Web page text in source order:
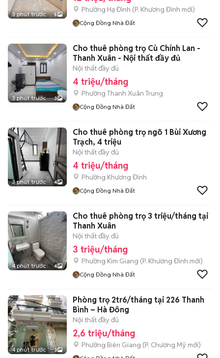
3 phút trước 5
Phường Hạ Đình (P. Khương Đình mới)
Cộng Đồng Nhà Đất
3 phút trước 3
Cho thuê phòng trọ Cù Chính Lan -
Thanh Xuân - Nội thất đầy đủ
Nội thất đầy đủ
4 triệu/tháng
Phường Thanh Xuân Trung
Cộng Đồng Nhà Đất
3 phút trước 4
Cho thuê phòng trọ ngõ 1 Bùi Xương
Trạch, 4 triệu
Nội thất đầy đủ
4 triệu/tháng
Phường Khương Đình
Cộng Đồng Nhà Đất
4 phút trước 4
Cho thuê phòng trọ 3 triệu/tháng tại
Thanh Xuân
Nội thất đầy đủ
3 triệu/tháng
Phường Kim Giang (P. Khương Đình mới)
Cộng Đồng Nhà Đất
4 phút trước 3
Phòng trọ 2tr6/tháng tại 226 Thanh
Bình – Hà Đông
Nội thất đầy đủ
2,6 triệu/tháng
Phường Biên Giang (P. Chương Mỹ mới)